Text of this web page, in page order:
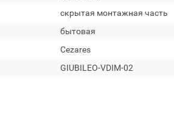
скрытая монтажная часть
бытовая
Cezares
GIUBILEO-VDIM-02